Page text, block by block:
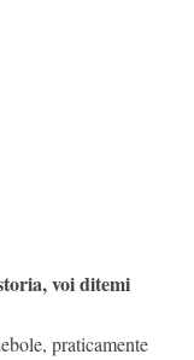
voi ditemi
praticamente